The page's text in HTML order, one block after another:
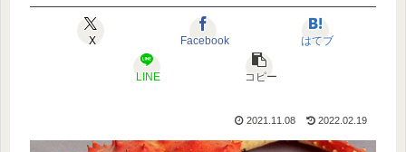
X Facebook はてブ
LINE コピー
2021.11.08 2022.02.19